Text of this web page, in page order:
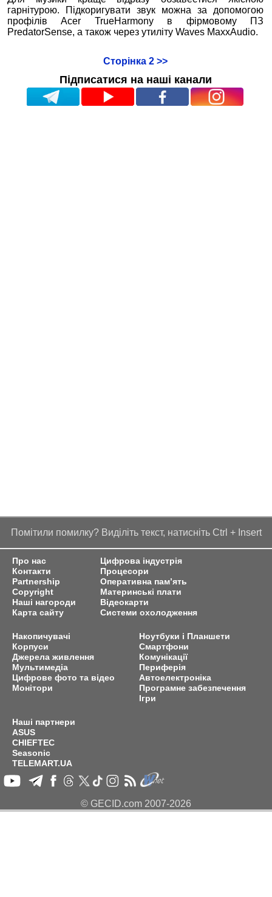
гарнітурою. Підкоригувати звук можна за допомогою
профілів Acer TrueHarmony в фірмовому ПЗ
PredatorSense, а також через утиліту Waves MaxxAudio.
Сторінка 2 >>
Підписатися на наші канали
Помітили помилку? Виділіть текст, натисніть Ctrl + Insert
Про нас
Контакти
Partnership
Copyright
Наші нагороди
Карта сайту
Цифрова індустрія
Процесори
Оперативна пам’ять
Материнські плати
Відеокарти
Системи охолодження
Накопичувачі
Корпуси
Джерела живлення
Мультимедіа
Цифрове фото та відео
Монітори
Ноутбуки і Планшети
Смартфони
Комунікації
Периферія
Автоелектроніка
Програмне забезпечення
Ігри
Наші партнери
ASUS
CHIEFTEC
Seasonic
TELEMART.UA
© GECID.com 2007-2026